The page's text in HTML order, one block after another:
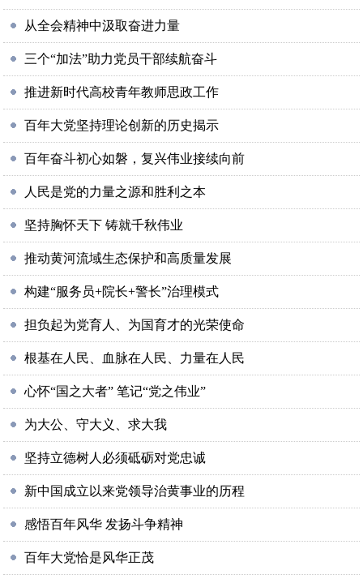
从全会精神中汲取奋进力量
三个“加法”助力党员干部续航奋斗
推进新时代高校青年教师思政工作
百年大党坚持理论创新的历史揭示
百年奋斗初心如磐，复兴伟业接续向前
人民是党的力量之源和胜利之本
坚持胸怀天下 铸就千秋伟业
推动黄河流域生态保护和高质量发展
构建“服务员+院长+警长”治理模式
担负起为党育人、为国育才的光荣使命
根基在人民、血脉在人民、力量在人民
心怀“国之大者” 笔记“党之伟业”
为大公、守大义、求大我
坚持立德树人必须砥砺对党忠诚
新中国成立以来党领导治黄事业的历程
感悟百年风华 发扬斗争精神
百年大党恰是风华正茂